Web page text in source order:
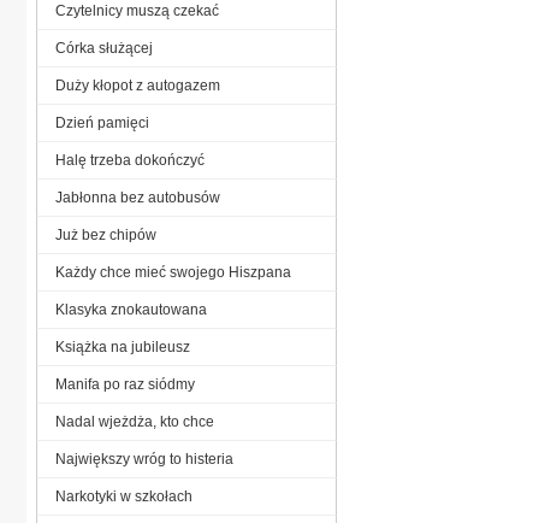
Czytelnicy muszą czekać
Córka służącej
Duży kłopot z autogazem
Dzień pamięci
Halę trzeba dokończyć
Jabłonna bez autobusów
Już bez chipów
Każdy chce mieć swojego Hiszpana
Klasyka znokautowana
Książka na jubileusz
Manifa po raz siódmy
Nadal wjeżdża, kto chce
Największy wróg to histeria
Narkotyki w szkołach